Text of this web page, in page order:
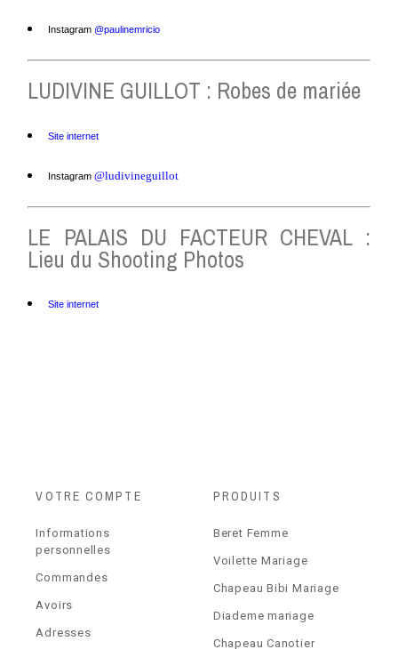
Instagram@paulinemricio
LUDIVINE GUILLOT : Robes de mariée
Site internet
Instagram@ludivineguillot
LE PALAIS DU FACTEUR CHEVAL :
Lieu du Shooting Photos
Site internet
VOTRE COMPTE
Informations
personnelles
Commandes
Avoirs
Adresses
PRODUITS
Beret Femme
Voilette Mariage
Chapeau Bibi Mariage
Diademe mariage
Chapeau Canotier